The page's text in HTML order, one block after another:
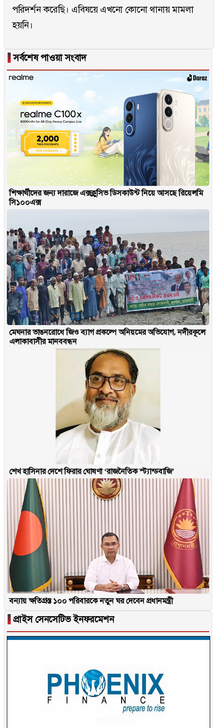
পরিদর্শন করেছি। এবিষয়ে এখনো কোনো থানায় মামলা
হয়নি।
▐সর্বশেষ পাওয়া সংবাদ
শিক্ষার্থীদের জন্য দারাজে এক্সক্লুসিভ ডিসকাউন্ট নিয়ে আসছে রিয়েলমি
সি১০০এক্স
মেঘনার ভাঙনরোধে জিও ব্যাগ প্রকল্পে অনিয়মের অভিযোগ, নদীরকূলে
এলাকাবাসীর মানববন্ধন
শেখ হাসিনার দেশে ফিরার ঘোষণা ‘রাজনৈতিক স্ট্যান্ডবাজি’
বন্যায় ক্ষতিগ্রস্ত ১০০ পরিবারকে নতুন ঘর দেবেন প্রধানমন্ত্রী
▐ প্রাইস সেনসেটিভ ইনফরমেশন